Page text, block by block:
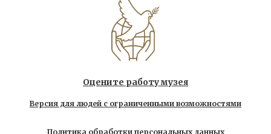
Оцените работу музея
Версия для людей с ограниченными возможностями
Политика обработки персональных данных